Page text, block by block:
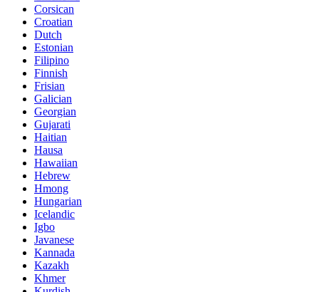
Corsican
Croatian
Dutch
Estonian
Filipino
Finnish
Frisian
Galician
Georgian
Gujarati
Haitian
Hausa
Hawaiian
Hebrew
Hmong
Hungarian
Icelandic
Igbo
Javanese
Kannada
Kazakh
Khmer